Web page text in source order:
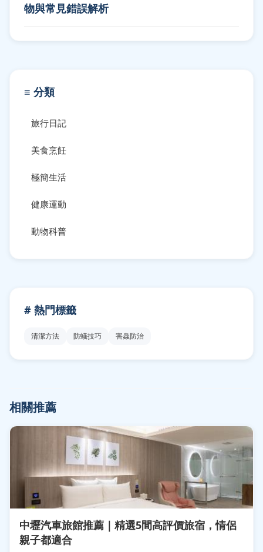
物與常見錯誤解析
≡ 分類
旅行日記
美食烹飪
極簡生活
健康運動
動物科普
# 熱門標籤
清潔方法 防蟻技巧 害蟲防治
相關推薦
中壢汽車旅館推薦｜精選5間高評價旅宿，情侶
親子都適合